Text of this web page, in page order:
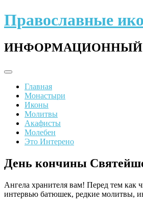
Перейти
к
Православные
ИНФОРМАЦИОННЫЙ
Главная
Монастыри
Иконы
Молитвы
Акафисты
Молебен
Это Интерено
День кончины
Ангела хранителя вам! Перед тем как
интервью батюшек, редкие молитвы,